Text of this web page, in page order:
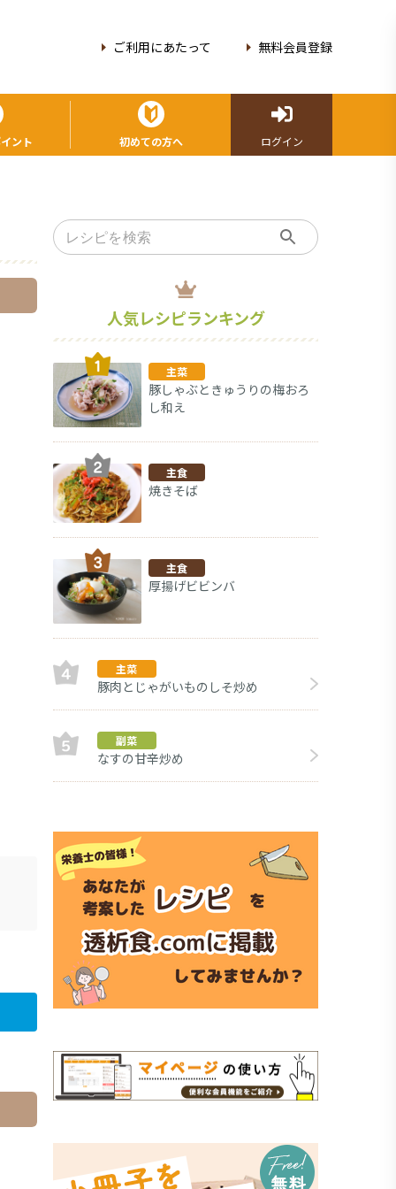
ご利用にあたって 無料会員登録
ント 初めての方へ ログイン
人気レシピランキング
主菜
豚しゃぶときゅうりの梅おろ
し和え
主食
焼きそば
主食
厚揚げビビンバ
主菜
豚肉とじゃがいものしそ炒め
副菜
なすの甘辛炒め